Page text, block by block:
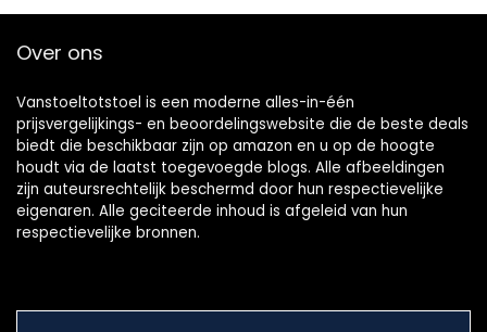
Over ons
Vanstoeltotstoel is een moderne alles-in-één
prijsvergelijkings- en beoordelingswebsite die de beste deals
biedt die beschikbaar zijn op amazon en u op de hoogte
houdt via de laatst toegevoegde blogs. Alle afbeeldingen
zijn auteursrechtelijk beschermd door hun respectievelijke
eigenaren. Alle geciteerde inhoud is afgeleid van hun
respectievelijke bronnen.